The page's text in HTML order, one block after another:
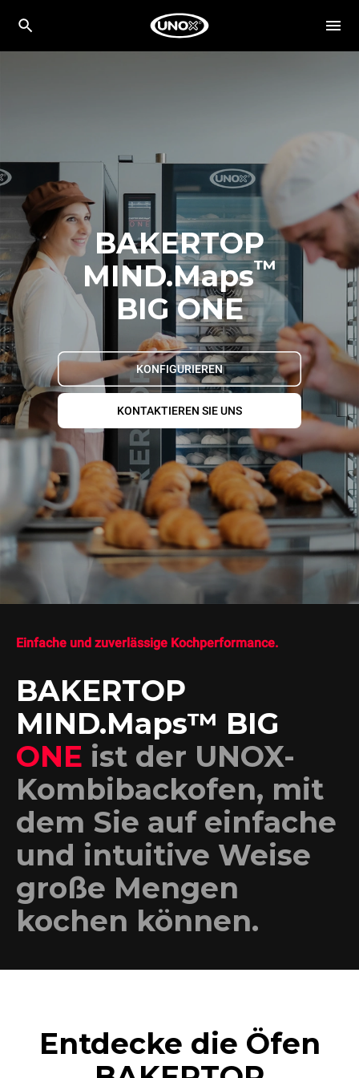
BAKERTOP
MIND.Maps™
BIG ONE
KONFIGURIEREN
KONTAKTIEREN SIE UNS
Einfache und zuverlässige Kochperformance.
BAKERTOP
MIND.Maps™ BIG
ONE ist der UNOX-
Kombibackofen, mit
dem Sie auf einfache
und intuitive Weise
große Mengen
kochen können.
Entdecke die Öfen